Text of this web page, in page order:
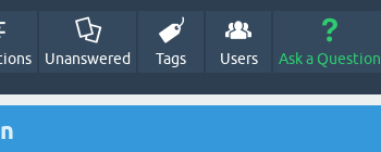
Unanswered Tags Users Ask a Question